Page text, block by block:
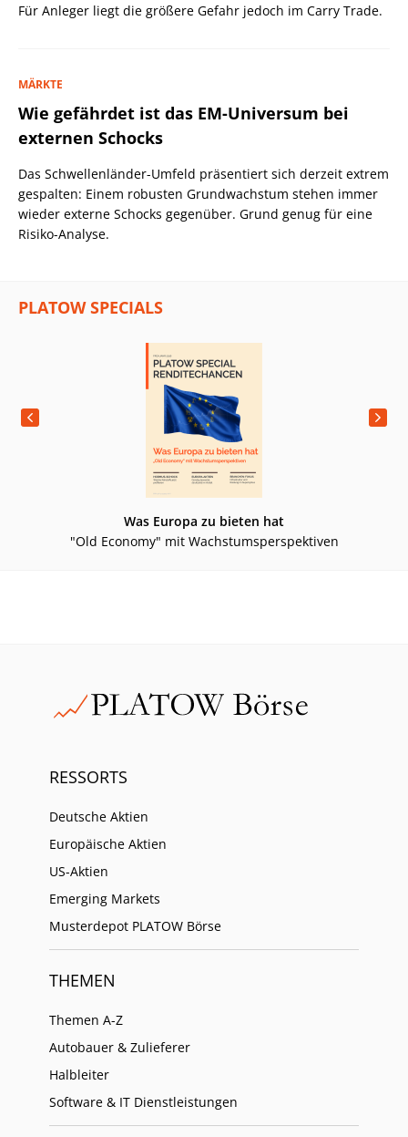
Für Anleger liegt die größere Gefahr jedoch im Carry Trade.
MÄRKTE
Wie gefährdet ist das EM-Universum bei
externen Schocks
Das Schwellenländer-Umfeld präsentiert sich derzeit extrem
gespalten: Einem robusten Grundwachstum stehen immer
wieder externe Schocks gegenüber. Grund genug für eine
Risiko-Analyse.
PLATOW SPECIALS
Was Europa zu bieten hat
"Old Economy" mit Wachstumsperspektiven
RESSORTS
Deutsche Aktien
Europäische Aktien
US-Aktien
Emerging Markets
Musterdepot PLATOW Börse
THEMEN
Themen A-Z
Autobauer & Zulieferer
Halbleiter
Software & IT Dienstleistungen